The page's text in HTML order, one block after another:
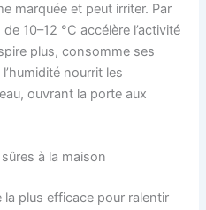
marquée et peut irriter. Par
10–12 °C accélère l’activité
plus, consomme ses
nourrit les
ouvrant la porte aux
à la maison
la plus efficace pour ralentir